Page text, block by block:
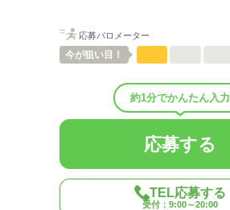
ひとりで
（男4：女6）
待遇・福利厚生：
◆社会保険あり
◆全店舗完全禁煙
◆副業・WワークOK
応募バロメーター
今が狙い目！
約1分でかんたん入力
応募する
TEL応募する
受付：9:00～20:00